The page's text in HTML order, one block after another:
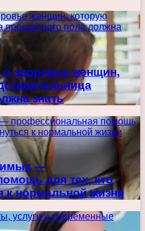
женщин, которую
прекрасного пола должна
здоровье женщин,
знать
профессиональная помощь
к нормальной жизни
—
для тех, кто
к нормальной жизни
услуги и современные